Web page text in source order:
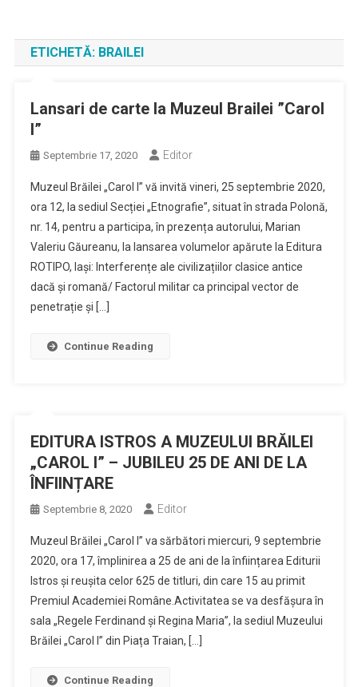
ETICHETĂ: BRAILEI
Lansari de carte la Muzeul Brailei ”Carol
I”
Septembrie 17, 2020 Editor
Muzeul Brăilei „Carol I” vă invită vineri, 25 septembrie 2020,
ora 12, la sediul Secției „Etnografie”, situat în strada Polonă,
nr. 14, pentru a participa, în prezența autorului, Marian
Valeriu Găureanu, la lansarea volumelor apărute la Editura
ROTIPO, Iași: Interferențe ale civilizațiilor clasice antice
dacă și romană/ Factorul militar ca principal vector de
penetrație și […]
Continue Reading
EDITURA ISTROS A MUZEULUI BRĂILEI
„CAROL I” – JUBILEU 25 DE ANI DE LA
ÎNFIINȚARE
Septembrie 8, 2020 Editor
Muzeul Brăilei „Carol I” va sărbători miercuri, 9 septembrie
2020, ora 17, împlinirea a 25 de ani de la înființarea Editurii
Istros și reușita celor 625 de titluri, din care 15 au primit
Premiul Academiei Române.Activitatea se va desfășura în
sala „Regele Ferdinand și Regina Maria”, la sediul Muzeului
Brăilei „Carol I” din Piața Traian, […]
Continue Reading